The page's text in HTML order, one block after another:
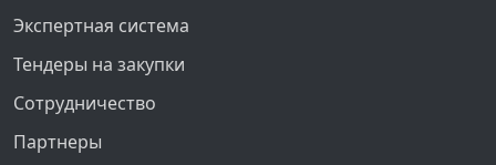
Экспертная система
Тендеры на закупки
Сотрудничество
Партнеры